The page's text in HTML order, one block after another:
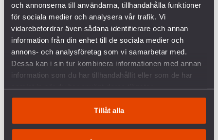
och annonserna till användarna, tillhandahålla funktioner
för sociala medier och analysera vår trafik. Vi
vidarebefordrar även sådana identifierare och annan
information från din enhet till de sociala medier och
annons- och analysföretag som vi samarbetar med.
Dessa kan i sin tur kombinera informationen med annan
information som du har tillhandahållit eller som de har
Tillåt alla
Läs mer om Fredsakademin
FÖRETAGEN INOM VAPENINDUSTRIN
VANLIGA FRÅGOR OCH SVAR OM KRIGET I
UKRAINA